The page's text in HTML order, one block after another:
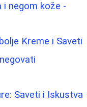
i negom kože -
Kreme i Saveti
Saveti i Iskustva